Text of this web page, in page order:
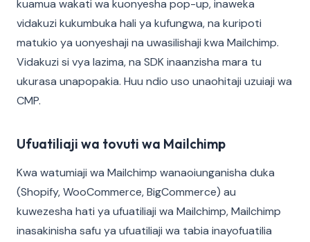
kuamua wakati wa kuonyesha pop-up, inaweka
vidakuzi kukumbuka hali ya kufungwa, na kuripoti
matukio ya uonyeshaji na uwasilishaji kwa Mailchimp.
Vidakuzi si vya lazima, na SDK inaanzisha mara tu
ukurasa unapopakia. Huu ndio uso unaohitaji uzuiaji wa
CMP.
Ufuatiliaji wa tovuti wa Mailchimp
Kwa watumiaji wa Mailchimp wanaoiunganisha duka
(Shopify, WooCommerce, BigCommerce) au
kuwezesha hati ya ufuatiliaji wa Mailchimp, Mailchimp
inasakinisha safu ya ufuatiliaji wa tabia inayofuatilia